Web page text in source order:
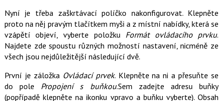
Nyní je třeba zaškrtávací políčko nakonfigurovat. Klepněte
proto na něj pravým tlačítkem myši a z místní nabídky, která se
vzápětí objeví, vyberte položku Formát ovládacího prvku.
Najdete zde spoustu různých možností nastavení, nicméně ze
všech jsou nejdůležitější následující dvě.
První je záložka Ovládací prvek. Klepněte na ni a přesuňte se
do pole Propojení s buňkou.Sem zadejte adresu buňky
(popřípadě klepněte na ikonku vpravo a buňku vyberte). Obsah